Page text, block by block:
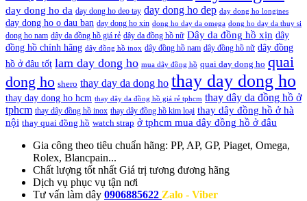
day dong ho da day dong ho deo tay day dong ho dep day dong ho longines
day dong ho o dau ban day dong ho xin dong ho day da omega dong ho day da thuy si
dong ho nam dây da đồng hồ giá rẻ dây da đồng hồ nữ Dây da đồng hồ xịn dây
đồng hồ chính hãng dây đồng hồ inox dây đồng hồ nam dây đồng hồ nữ dây đồng
hồ ở đâu tốt lam day dong ho mua dây đồng hồ quai day dong ho quai
dong ho shero thay day da dong ho thay day dong ho
thay day dong ho hcm thay dây da đồng hồ giá rẻ tphcm thay dây da đồng hồ ở
tphcm thay dây đồng hồ inox thay dây đồng hồ kim loại thay dây đồng hồ ở hà
nội thay quai đồng hồ watch strap ở tphcm mua dây đồng hồ ở đâu
Gia công theo tiêu chuẩn hãng: PP, AP, GP, Piaget, Omega,
Rolex, Blancpain...
Chất lượng tốt nhất Giá trị tương đương hãng
Dịch vụ phục vụ tận nơi
Tư vấn làm dây 0906885622 Zalo - Viber